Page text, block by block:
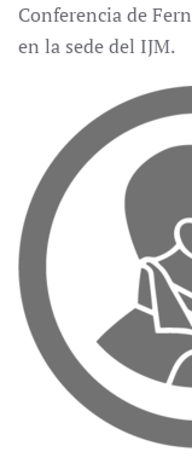
Conferencia de
en la sede del IJM.